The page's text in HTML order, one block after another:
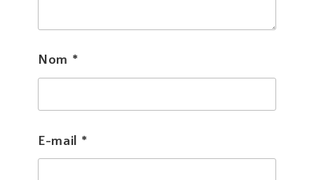
Nom *
E-mail *